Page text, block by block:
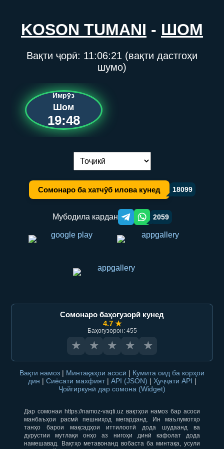
KOSON TUMANI - ШОМ
Вақти ҷорӣ: 11:06:21 (вақти дастгоҳи
шумо)
Имрӯз
Шом
19:48
Иваз кардани забон:
Сомонаро ба хатчӯб илова кунед 18099
Мубодила кардан Telegram orqali ulashish
WhatsApp orqali ulashish
2059
Сомонаро баҳогузорӣ кунед
4.7 ★
Баҳогузорон: 455
★ ★ ★ ★ ★
Вақти намоз | Минтақаҳои асосӣ | Кумита оид ба корҳои
дин | Сиёсати махфият | API (JSON) | Ҳуҷҷати API |
Ҷойгиркунӣ дар сомона (Widget)
Дар сомонаи https://namoz-vaqti.uz вақтҳои намоз бар асоси
манбаъҳои расмӣ пешниҳод мегарданд. Ин маълумотҳо
танҳо барои мақсадҳои иттилоотӣ дода шудаанд ва
дурустии мутлақи онҳо аз нигоҳи динӣ кафолат дода
намешавад. Вақтҳо метавонанд вобаста ба минтақа, усули